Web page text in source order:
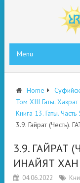
Menu
Home
Том XIII Гаты.
Книга 13. Гаты.
3.9. Гайрат (Честь).
3.9. ГАЙРАТ
ИНАЙЯТ ХАН
04.06.2022